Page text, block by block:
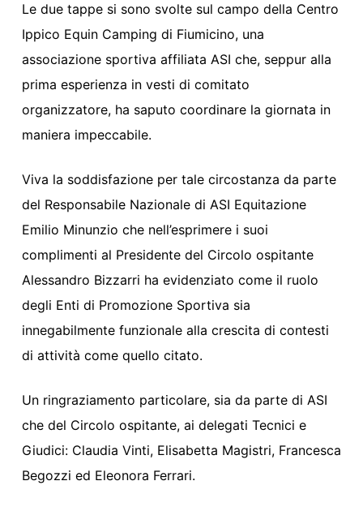
Le due tappe si sono svolte sul campo della Centro
Ippico Equin Camping di Fiumicino, una
associazione sportiva affiliata ASI che, seppur alla
prima esperienza in vesti di comitato
organizzatore, ha saputo coordinare la giornata in
maniera impeccabile.
Viva la soddisfazione per tale circostanza da parte
del Responsabile Nazionale di ASI Equitazione
Emilio Minunzio che nell’esprimere i suoi
complimenti al Presidente del Circolo ospitante
Alessandro Bizzarri ha evidenziato come il ruolo
degli Enti di Promozione Sportiva sia
innegabilmente funzionale alla crescita di contesti
di attività come quello citato.
Un ringraziamento particolare, sia da parte di ASI
che del Circolo ospitante, ai delegati Tecnici e
Giudici: Claudia Vinti, Elisabetta Magistri, Francesca
Begozzi ed Eleonora Ferrari.